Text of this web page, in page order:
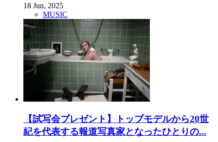
18 Jun, 2025
MUSIC
【試写会プレゼント】トップモデルから20世
紀を代表する報道写真家となったひとりの...